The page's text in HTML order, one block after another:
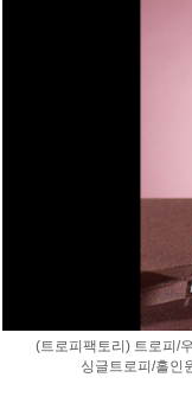
(트로피팩토리) 트로피/
싱글트로피/홀인